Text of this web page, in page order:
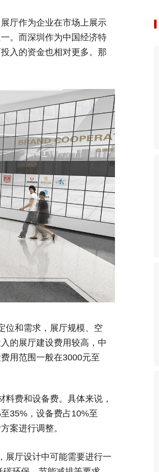
厅作为企业在市场上展示
。而深圳作为中国经济特
入的资金也相对更多。那
和需求，展厅规模、空
的展厅建设费用较高，中
用范围一般在3000元至
费和设备费。具体来说，
35%，设备费占10%至
案进行调整。
厅设计中可能需要进行一